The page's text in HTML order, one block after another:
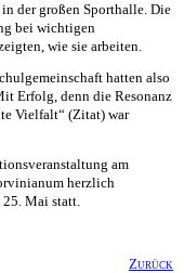
der großen Sporthalle. Die
bei wichtigen
wie sie arbeiten.
hatten also
Erfolg, denn die Resonanz
Vielfalt“ (Zitat) war
am
herzlich
Mai statt.
Zurück